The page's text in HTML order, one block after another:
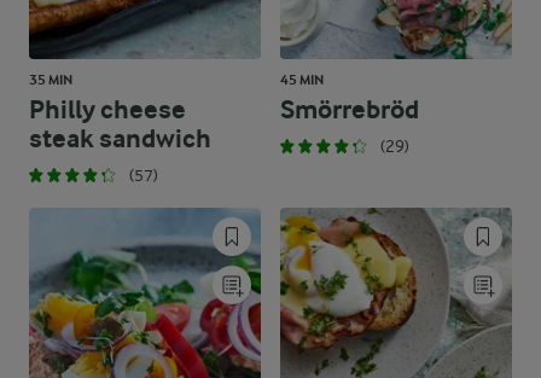
35 MIN
Philly cheese
steak sandwich
(57)
45 MIN
Smörrebröd
(29)